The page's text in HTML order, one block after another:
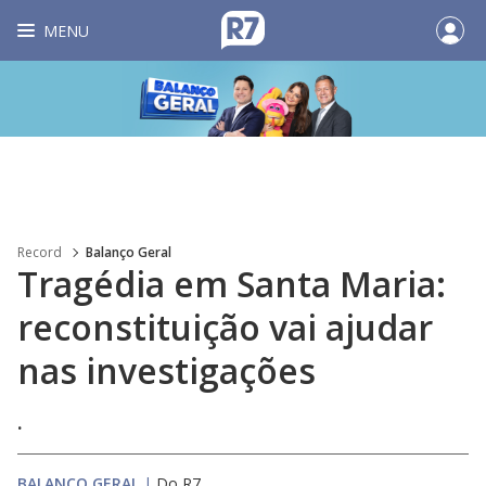
MENU
Record Balanço Geral
Tragédia em Santa Maria:
reconstituição vai ajudar
nas investigações
.